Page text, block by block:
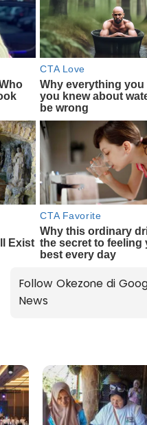
Follow Okezone di
News